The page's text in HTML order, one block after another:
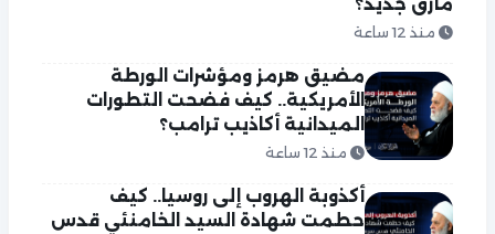
منذ 12 ساعة
مضيق هرمز ومؤشرات الورطة
الأمريكية.. كيف فضحت التطورات
الميدانية أكاذيب ترامب؟
منذ 12 ساعة
أكذوبة الهروب إلى روسيا.. كيف
حطمت شهادة السيد الخامنئي قدس